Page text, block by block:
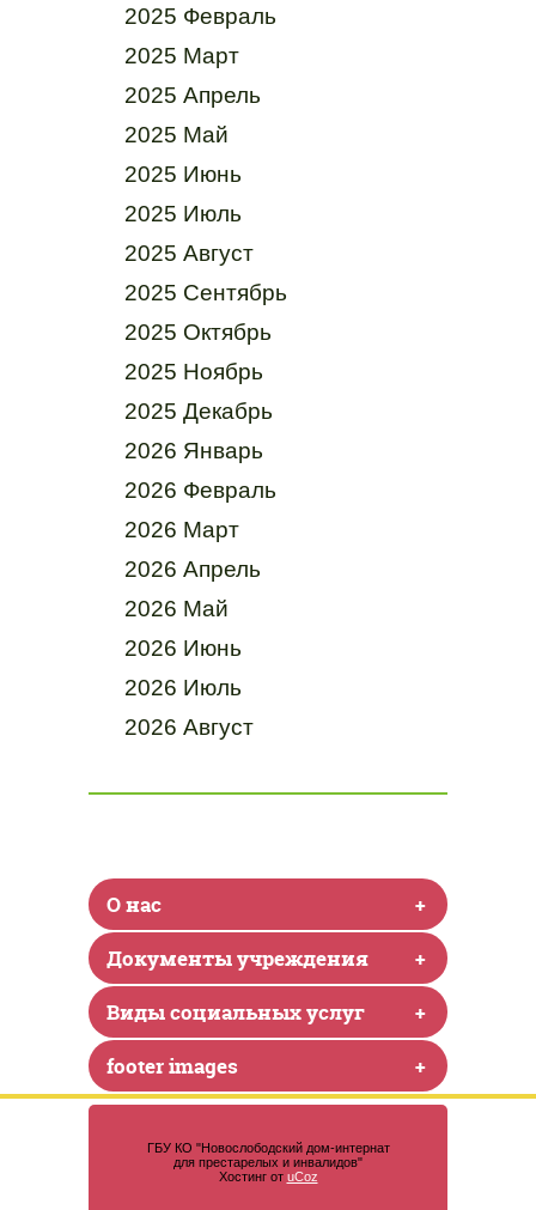
2025 Февраль
2025 Март
2025 Апрель
2025 Май
2025 Июнь
2025 Июль
2025 Август
2025 Сентябрь
2025 Октябрь
2025 Ноябрь
2025 Декабрь
2026 Январь
2026 Февраль
2026 Март
2026 Апрель
2026 Май
2026 Июнь
2026 Июль
2026 Август
О нас +
Документы учреждения +
Виды социальных услуг +
footer images +
ГБУ КО "Новослободский дом-интернат
для престарелых и инвалидов"
Хостинг от uCoz